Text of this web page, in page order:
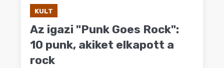
KULT
Az igazi "Punk Goes Rock":
10 punk, akiket elkapott a
rock